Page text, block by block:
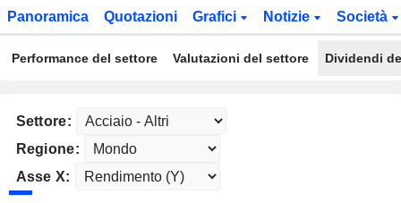
Panoramica Quotazioni Grafici Notizie Società
Performance del settore Valutazioni del settore Dividendi
Settore:
Regione:
Asse X: